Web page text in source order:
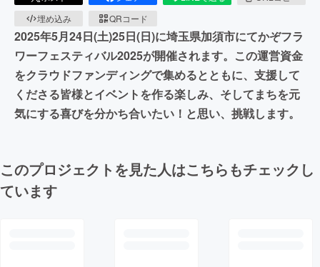
埋め込み
QRコード
2025年5月24日(土)25日(日)に埼玉県加須市にてかぞフラ
ワーフェスティバル2025が開催されます。この運営資金
をクラウドファンディングで集めるとともに、支援して
くださる皆様とイベントを作る楽しみ、そしてまちを元
気にする喜びを分かち合いたい！と思い、挑戦します。
このプロジェクトを見た人はこちらもチェックし
ています